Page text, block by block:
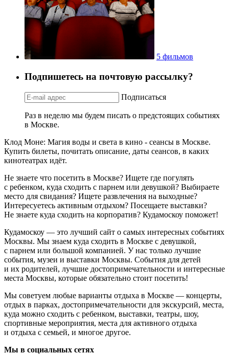
5 фильмов
Подпишетесь на почтовую рассылку?
Подписаться
Раз в неделю мы будем писать о предстоящих событиях
в Москве.
Клод Моне: Магия воды и света в кино - сеансы в Москве.
Купить билеты, почитать описание, даты сеансов, в каких
кинотеатрах идёт.
Не знаете что посетить в Москве? Ищете где погулять
с ребенком, куда сходить с парнем или девушкой? Выбираете
место для свидания? Ищете развлечения на выходные?
Интересуетесь активным отдыхом? Посещаете выставки?
Не знаете куда сходить на корпоратив? Кудамоскоу поможет!
Кудамоскоу — это лучший сайт о самых интересных событиях
Москвы. Мы знаем куда сходить в Москве с девушкой,
с парнем или большой компанией. У нас только лучшие
события, музеи и выставки Москвы. События для детей
и их родителей, лучшие достопримечательности и интересные
места Москвы, которые обязательно стоит посетить!
Мы советуем любые варианты отдыха в Москве — концерты,
отдых в парках, достопримечательности для экскурсий, места,
куда можно сходить с ребенком, выставки, театры, шоу,
спортивные мероприятия, места для активного отдыха
и отдыха с семьей, и многое другое.
Мы в социальных сетях